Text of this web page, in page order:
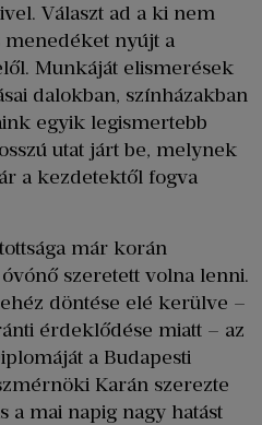
Választ ad a ki nem
nyújt a
Munkáját elismerések
dalokban, színházakban
egyik legismertebb
utat járt be, melynek
a kezdetektől fogva
már korán
szeretett volna lenni.
döntése elé kerülve –
érdeklődése miatt – az
a Budapesti
Karán szerezte
a mai napig nagy hatást